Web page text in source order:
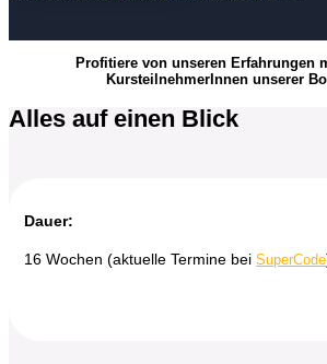
Profitiere von unseren Erfahrungen
KursteilnehmerInnen unserer
Alles auf einen Blick
Dauer:
16 Wochen (aktuelle Termine beiSuperCode